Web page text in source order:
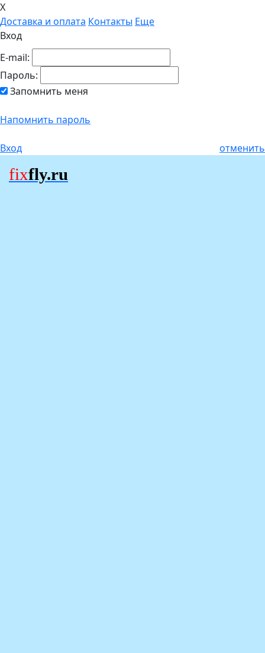
X
Доставка и оплата Контакты Еще
Вход
E-mail:
Пароль:
Запомнить меня
Напомнить пароль
Вход отменить
fixfly.ru